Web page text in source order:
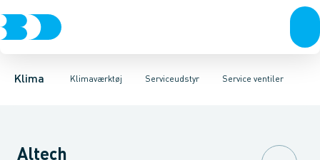
Klima Klimaværktøj
Ventilation Varmepumper ElKlimaværktøj Biokedler &
Serviceudstyr
MåleinstrumenterServiceudstyrVærktøj Service ventiler
LæksøgningMagnetisk udstyrReduktionsventilerRengøring
Altech